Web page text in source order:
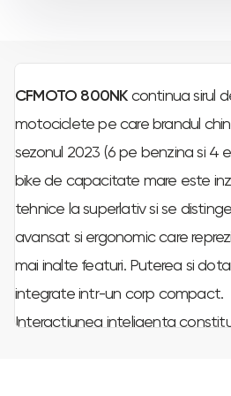
CFMOTO 800NKcontinua sirul
motociclete pe care brandul
sezonul 2023 (6 pe benzina si 4
bike de capacitate mare este
tehnice la superlativ si se
avansat si ergonomic care
mai inalte featuri. Puterea si
integrate intr-un corp compact.
Interactiunea inteligenta